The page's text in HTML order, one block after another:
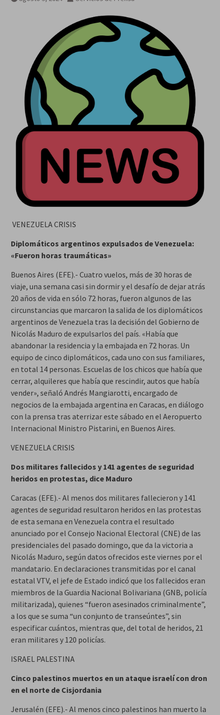
gozara», dijo Marileidy Paulino
tras ganar oro
VENEZUELA CRISIS
Diplomáticos argentinos expulsados de Venezuela:
«Fueron horas traumáticas»
Buenos Aires (EFE).- Cuatro vuelos, más de 30 horas de
viaje, una semana casi sin dormir y el desafío de dejar atrás
20 años de vida en sólo 72 horas, fueron algunos de las
circunstancias que marcaron la salida de los diplomáticos
argentinos de Venezuela tras la decisión del Gobierno de
Nicolás Maduro de expulsarlos del país. «Había que
abandonar la residencia y la embajada en 72 horas. Un
equipo de cinco diplomáticos, cada uno con sus familiares,
en total 14 personas. Escuelas de los chicos que había que
cerrar, alquileres que había que rescindir, autos que había
vender», señaló Andrés Mangiarotti, encargado de
negocios de la embajada argentina en Caracas, en diálogo
con la prensa tras aterrizar este sábado en el Aeropuerto
Internacional Ministro Pistarini, en Buenos Aires.
VENEZUELA CRISIS
Dos militares fallecidos y 141 agentes de seguridad
heridos en protestas, dice Maduro
Caracas (EFE).- Al menos dos militares fallecieron y 141
agentes de seguridad resultaron heridos en las protestas
de esta semana en Venezuela contra el resultado
anunciado por el Consejo Nacional Electoral (CNE) de las
presidenciales del pasado domingo, que da la victoria a
Nicolás Maduro, según datos ofrecidos este viernes por el
mandatario. En declaraciones transmitidas por el canal
estatal VTV, el jefe de Estado indicó que los fallecidos eran
miembros de la Guardia Nacional Bolivariana (GNB, policía
militarizada), quienes “fueron asesinados criminalmente”,
a los que se suma “un conjunto de transeúntes”, sin
especificar cuántos, mientras que, del total de heridos, 21
eran militares y 120 policías.
ISRAEL PALESTINA
Cinco palestinos muertos en un ataque israelí con dron
en el norte de Cisjordania
Jerusalén (EFE).- Al menos cinco palestinos han muerto la